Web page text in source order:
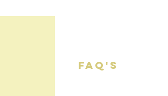
FAQ'S